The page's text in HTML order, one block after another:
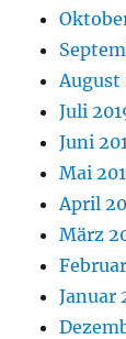
August
Juli
Juni
Mai
April
März
Januar